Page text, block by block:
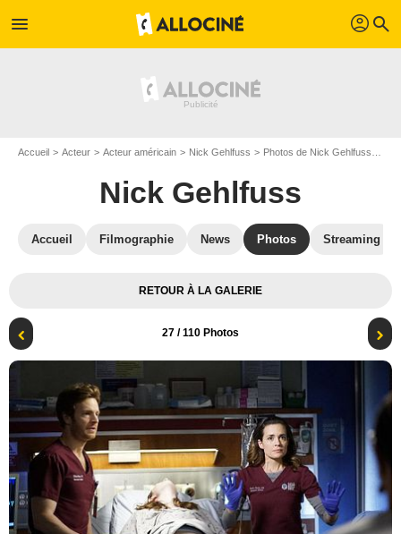
menu profil search
Accueil Acteur Acteur américain Nick Gehlfuss Photos de Nick Gehlfuss
Nick Gehlfuss
Accueil Filmographie News Photos Streaming
RETOUR À LA GALERIE
27 / 110 Photos